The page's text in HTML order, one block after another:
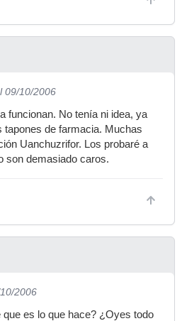
09/10/2006
funcionan. No tenía ni idea, ya
tapones de farmacia. Muchas
Uanchuzrifor. Los probaré a
son demasiado caros.
2006
que es lo que hace? ¿Oyes todo